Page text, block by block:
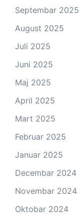
Septembar 2025
August 2025
Juli 2025
Juni 2025
Maj 2025
April 2025
Mart 2025
Februar 2025
Januar 2025
Decembar 2024
Novembar 2024
Oktobar 2024